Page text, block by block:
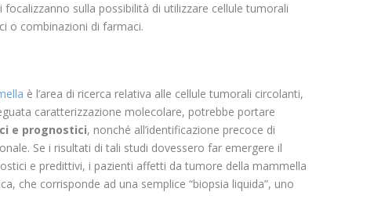
sulla possibilità di utilizzare cellule tumorali
o combinazioni di farmaci.
è l’area di ricerca relativa alle cellule tumorali circolanti,
caratterizzazione molecolare, potrebbe portare
e prognostici, nonché all’identificazione precoce di
Se i risultati di tali studi dovessero far emergere il
e predittivi, i pazienti affetti da tumore della mammella
che corrisponde ad una semplice “biopsia liquida”, uno